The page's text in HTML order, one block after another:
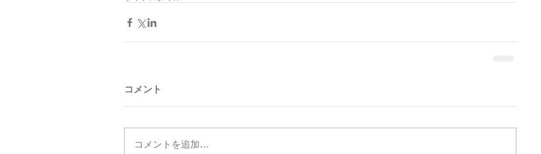
コメント
コメントを追加…